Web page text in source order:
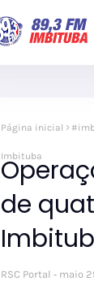
Página inicial
Imbituba
de
RSC Portal maio